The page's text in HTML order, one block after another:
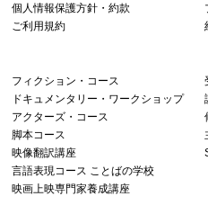
個人情報保護方針・約款
ご利用規約
フィクション・コース
ドキュメンタリー・ワークショップ
アクターズ・コース
脚本コース
映像翻訳講座
言語表現コース ことばの学校
映画上映専門家養成講座